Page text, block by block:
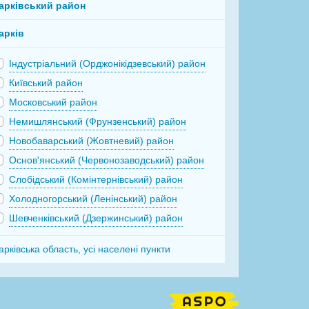
район
Індустріальний (Орджонікідзевський) район
Київський район
Московський район
Немишлянський (Фрунзенський) район
Новобаварський (Жовтневий) район
Основ'янський (Червонозаводський) район
Слобідський (Комінтернівський) район
Холодногорський (Ленінський) район
Шевченківський (Дзержинський) район
область, усі населені пункти